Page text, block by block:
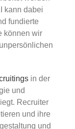
kann dabei
fundierte
können wir
in der
und
Recruiter
und ihre
und